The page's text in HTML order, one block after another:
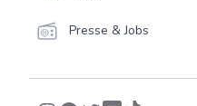
Presse & Jobs